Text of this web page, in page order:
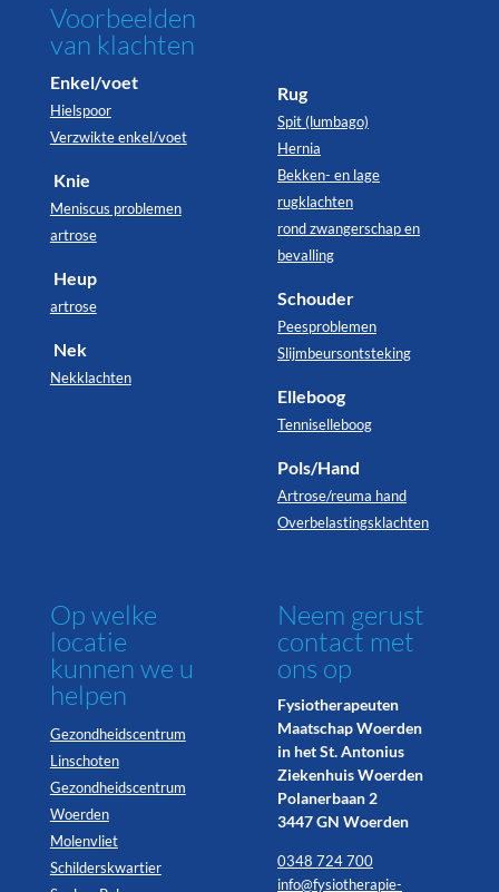
Voorbeelden
van klachten
Enkel/voet
Hielspoor
Verzwikte enkel/voet
Knie
Meniscus problemen
artrose
Heup
artrose
Nek
Nekklachten
Rug
Spit (lumbago)
Hernia
Bekken- en lage
rugklachten
rond zwangerschap en
bevalling
Schouder
Peesproblemen
Slijmbeursontsteking
Elleboog
Tenniselleboog
Pols/Hand
Artrose/reuma hand
Overbelastingsklachten
Op welke
locatie
kunnen we u
helpen
Gezondheidscentrum
Linschoten
Gezondheidscentrum
Woerden
Molenvliet
Schilderskwartier
Neem gerust
contact met
ons op
Fysiotherapeuten
Maatschap Woerden
in het St. Antonius
Ziekenhuis Woerden
Polanerbaan 2
3447 GN Woerden
0348 724 700
info@fysiotherapie-